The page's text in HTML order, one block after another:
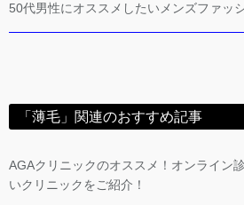
50代男性にオススメしたいメンズファッ
「薄毛」関連のおすすめ記事
AGAクリニックのオススメ！オンライン
いクリニックをご紹介！